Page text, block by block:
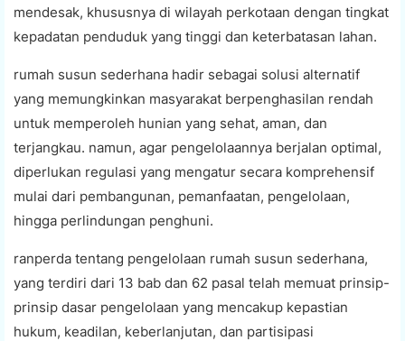
mendesak, khususnya di wilayah perkotaan dengan tingkat
kepadatan penduduk yang tinggi dan keterbatasan lahan.
rumah susun sederhana hadir sebagai solusi alternatif
yang memungkinkan masyarakat berpenghasilan rendah
untuk memperoleh hunian yang sehat, aman, dan
terjangkau. namun, agar pengelolaannya berjalan optimal,
diperlukan regulasi yang mengatur secara komprehensif
mulai dari pembangunan, pemanfaatan, pengelolaan,
hingga perlindungan penghuni.
ranperda tentang pengelolaan rumah susun sederhana,
yang terdiri dari 13 bab dan 62 pasal telah memuat prinsip-
prinsip dasar pengelolaan yang mencakup kepastian
hukum, keadilan, keberlanjutan, dan partisipasi